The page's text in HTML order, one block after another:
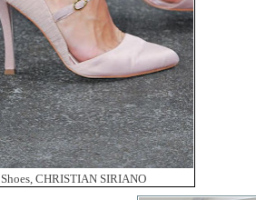
Shoes, CHRISTIAN SIRIANO